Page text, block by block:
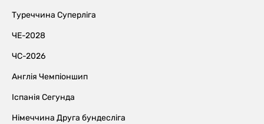
Туреччина Суперліга
ЧЕ-2028
ЧС-2026
Англія Чемпіоншип
Іспанія Сегунда
Німеччина Друга бундесліга